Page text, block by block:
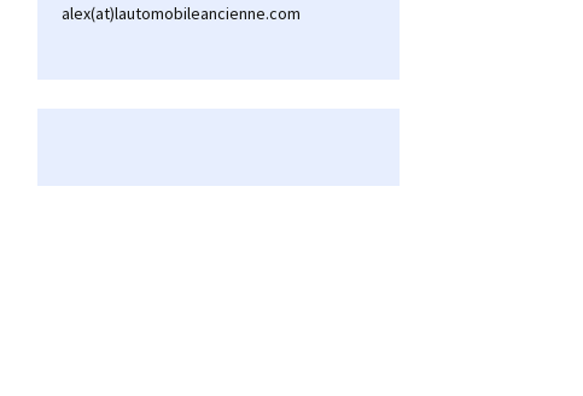
alex(at)lautomobileancienne.com